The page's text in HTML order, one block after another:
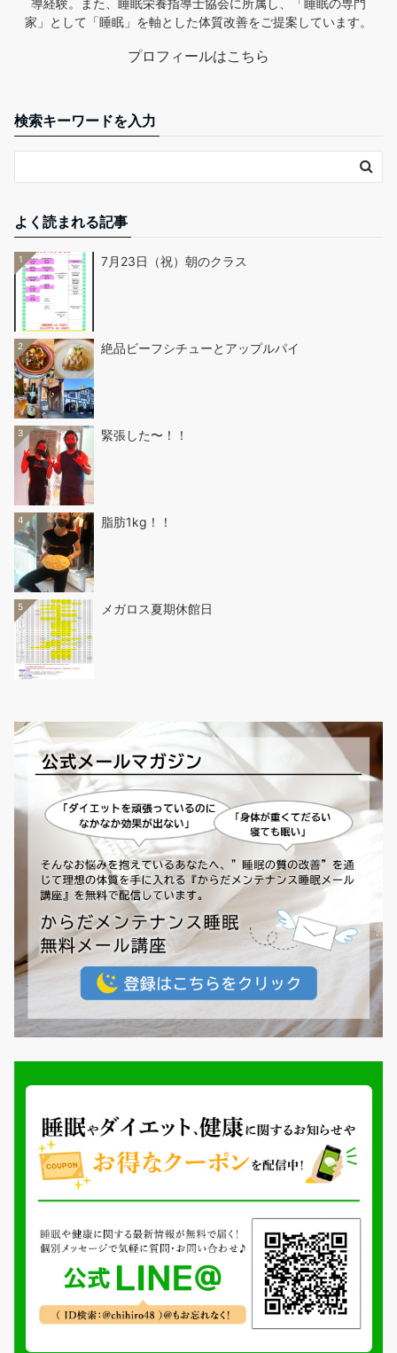
家」として「睡眠」を軸とした体質改善をご提案しています。
プロフィールはこちら
検索キーワードを入力
よく読まれる記事
1 7月23日（祝）朝のクラス
2 絶品ビーフシチューとアップルパイ
3 緊張した〜！！
4 脂肪1kg！！
5 メガロス夏期休館日